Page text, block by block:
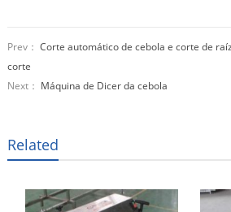
Prev： Corte automático de cebola e corte de
corte
Next： Máquina de Dicer da cebola
Related